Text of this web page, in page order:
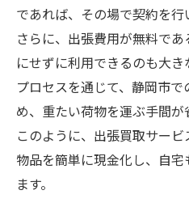
であれば、その場で契約を行
さらに、出張費用が無料で
にせずに利用できるのも大
プロセスを通じて、静岡市
め、重たい荷物を運ぶ手間が
このように、出張買取サー
物品を簡単に現金化し、自
ます。